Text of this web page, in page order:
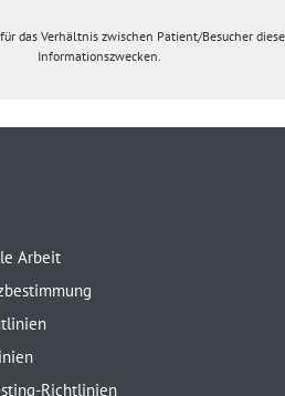
Verhältnis zwischen Patient/Besucher
Informationszwecken.
Arbeit
Richtlinien